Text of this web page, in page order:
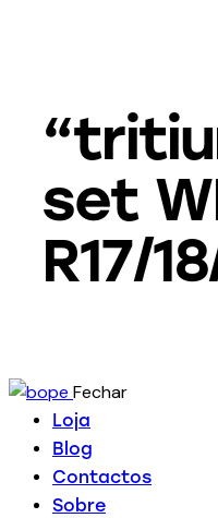
set
R17/
Fechar
Loja
Blog
Contactos
Sobre